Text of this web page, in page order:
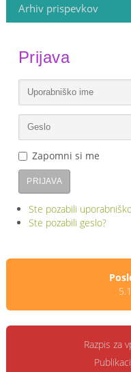
Arhiv prispevkov
Prijava
Zapomni si me
PRIJAVA
Ste pozabili
Ste pozabili geslo?
Razpis za